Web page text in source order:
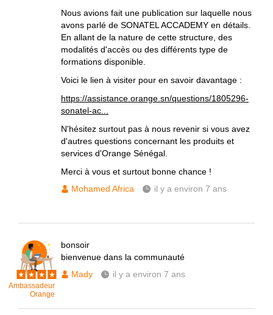
Nous avions fait une publication sur laquelle nous
avons parlé de SONATEL ACCADEMY en détails.
En allant de la nature de cette structure, des
modalités d'accès ou des différents type de
formations disponible.
Voici le lien à visiter pour en savoir davantage :
https://assistance.orange.sn/questions/1805296-
sonatel-ac...
N'hésitez surtout pas à nous revenir si vous avez
d'autres questions concernant les produits et
services d'Orange Sénégal.
Merci à vous et surtout bonne chance !
Mohamed Africa
il y a environ 7 ans
Ambassadeur
Orange
bonsoir
bienvenue dans la communauté
Mady
il y a environ 7 ans